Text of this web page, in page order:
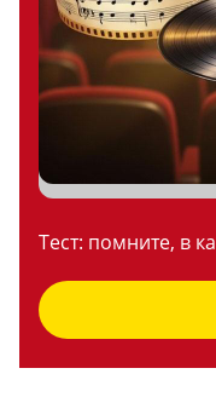
Тест: помните, в